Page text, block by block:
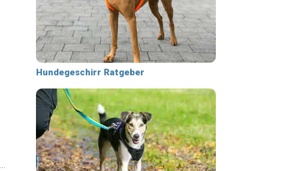
Hundegeschirr Ratgeber